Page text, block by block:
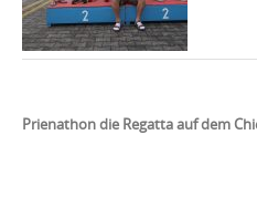
Prienathon die Regatta auf dem